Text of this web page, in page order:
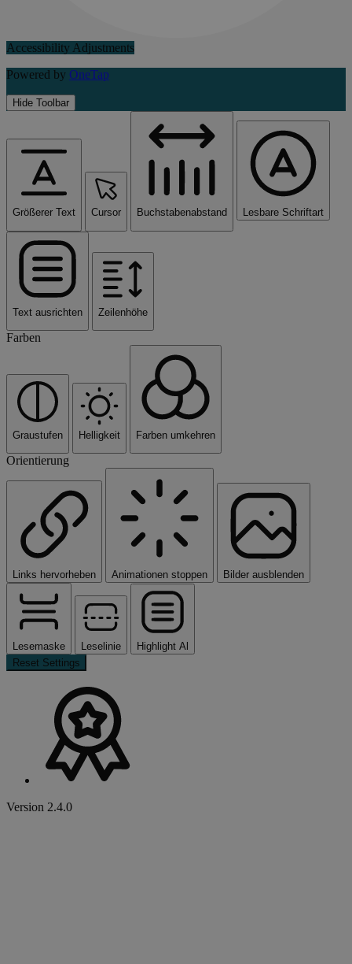
Accessibility Adjustments
Powered by OneTap
Hide Toolbar
Größerer Text Cursor Buchstabenabstand Lesbare Schriftart
Text ausrichten Zeilenhöhe
Farben
Graustufen Helligkeit Farben umkehren
Orientierung
Links hervorheben Animationen stoppen Bilder ausblenden
Lesemaske Leselinie
Highlight Al
Reset Settings
Version 2.4.0